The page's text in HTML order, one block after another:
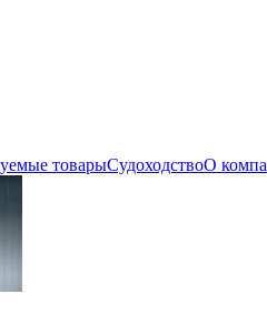
товарыСудоходствоО